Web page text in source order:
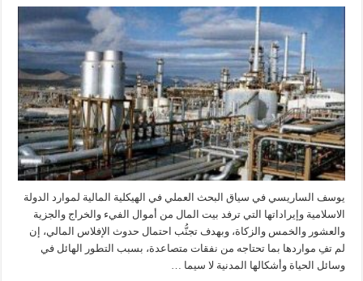
يوسف الساريسي في سياق البحث العملي في الهيكلية المالية لموارد الدولة
الاسلامية وإيراداتها التي ترفد بيت المال من أموال الفيء والخراج والجزية
والعشور والخمس والزكاة، وبهدف تجنُّب احتمال حدوث الإفلاس المالي، إن
لم تفِ مواردها بما تحتاجه من نفقات متصاعدة، بسبب التطور الهائل في
وسائل الحياة وأشكالها المدنية لا سيما …